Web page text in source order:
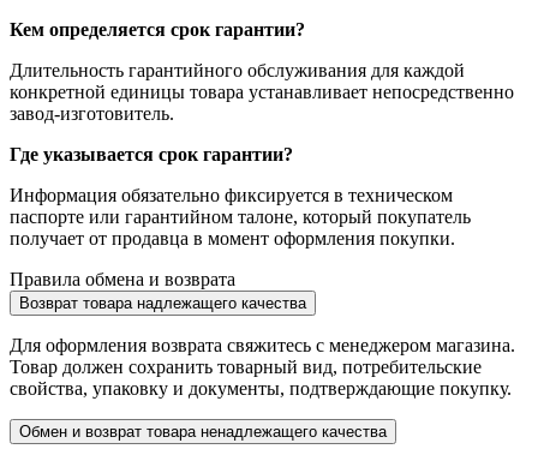
Кем определяется срок гарантии?
Длительность гарантийного обслуживания для каждой
конкретной единицы товара устанавливает непосредственно
завод-изготовитель.
Где указывается срок гарантии?
Информация обязательно фиксируется в техническом
паспорте или гарантийном талоне, который покупатель
получает от продавца в момент оформления покупки.
Правила обмена и возврата
Возврат товара надлежащего качества
Для оформления возврата свяжитесь с менеджером магазина.
Товар должен сохранить товарный вид, потребительские
свойства, упаковку и документы, подтверждающие покупку.
Обмен и возврат товара ненадлежащего качества